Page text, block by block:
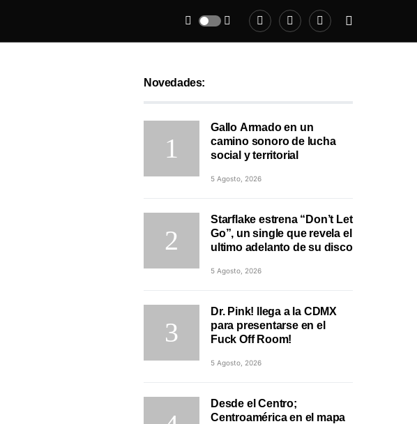
Novedades:
Gallo Armado en un
camino sonoro de lucha
social y territorial
5 Agosto, 2026
Starflake estrena “Don’t Let
Go”, un single que revela el
ultimo adelanto de su disco
5 Agosto, 2026
Dr. Pink! llega a la CDMX
para presentarse en el
Fuck Off Room!
5 Agosto, 2026
Desde el Centro;
Centroamérica en el mapa